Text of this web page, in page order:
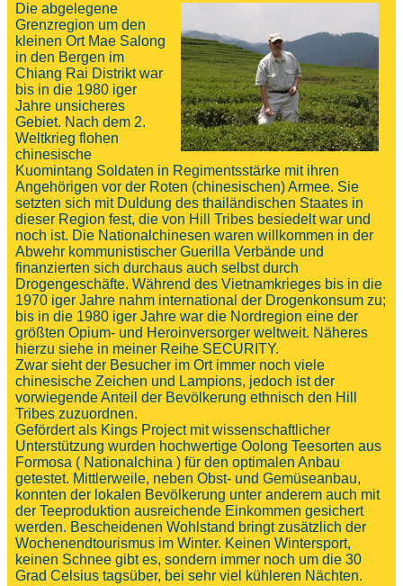
Die abgelegene
Grenzregion um den
kleinen Ort Mae Salong
in den Bergen im
Chiang Rai Distrikt war
bis in die 1980 iger
Jahre unsicheres
Gebiet. Nach dem 2.
Weltkrieg flohen
chinesische
Kuomintang Soldaten in Regimentsstärke mit ihren
Angehörigen vor der Roten (chinesischen) Armee. Sie
setzten sich mit Duldung des thailändischen Staates in
dieser Region fest, die von Hill Tribes besiedelt war und
noch ist. Die Nationalchinesen waren willkommen in der
Abwehr kommunistischer Guerilla Verbände und
finanzierten sich durchaus auch selbst durch
Drogengeschäfte. Während des Vietnamkrieges bis in die
1970 iger Jahre nahm international der Drogenkonsum zu;
bis in die 1980 iger Jahre war die Nordregion eine der
größten Opium- und Heroinversorger weltweit. Näheres
hierzu siehe in meiner Reihe SECURITY.
Zwar sieht der Besucher im Ort immer noch viele
chinesische Zeichen und Lampions, jedoch ist der
vorwiegende Anteil der Bevölkerung ethnisch den Hill
Tribes zuzuordnen.
Gefördert als Kings Project mit wissenschaftlicher
Unterstützung wurden hochwertige Oolong Teesorten aus
Formosa ( Nationalchina ) für den optimalen Anbau
getestet. Mittlerweile, neben Obst- und Gemüseanbau,
konnten der lokalen Bevölkerung unter anderem auch mit
der Teeproduktion ausreichende Einkommen gesichert
werden. Bescheidenen Wohlstand bringt zusätzlich der
Wochenendtourismus im Winter. Keinen Wintersport,
keinen Schnee gibt es, sondern immer noch um die 30
Grad Celsius tagsüber, bei sehr viel kühleren Nächten.